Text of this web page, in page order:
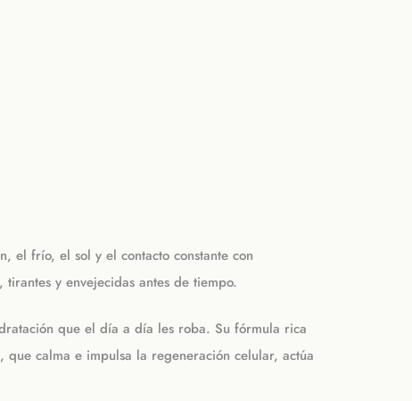
el frío, el sol y el contacto constante con
y envejecidas antes de tiempo.
que el día a día les roba. Su fórmula rica
calma e impulsa la regeneración celular, actúa